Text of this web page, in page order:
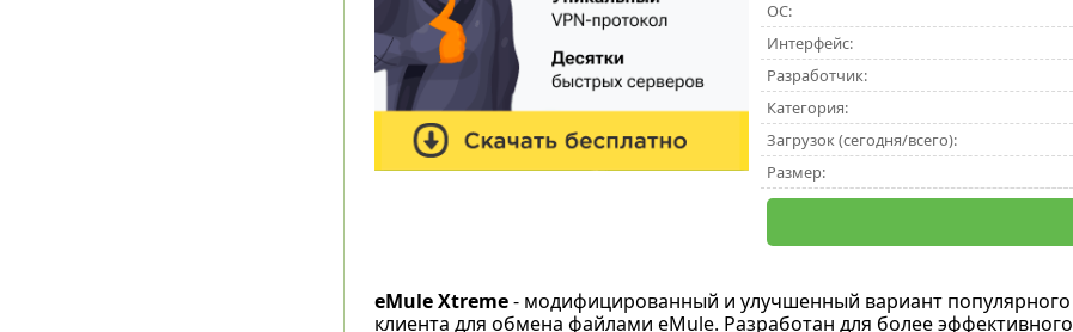
ОС:
Интерфейс:
Разработчик:
Категория:
Загрузок (сегодня/всего):
Размер:
eMule Xtreme- модифицированный и улучшенный вариант популярного
клиента для обмена файлами eMule. Разработан для более эффективного